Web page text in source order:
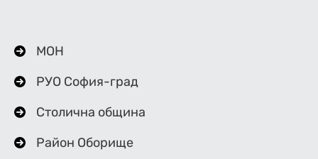
МОН
РУО София-град
Столична община
Район Оборище